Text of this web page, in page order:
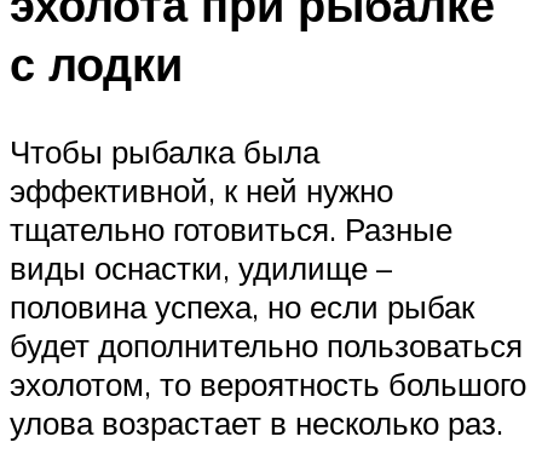
с лодки
Чтобы рыбалка была
эффективной, к ней нужно
тщательно готовиться. Разные
виды оснастки, удилище –
половина успеха, но если рыбак
будет дополнительно пользоваться
эхолотом, то вероятность большого
улова возрастает в несколько раз.